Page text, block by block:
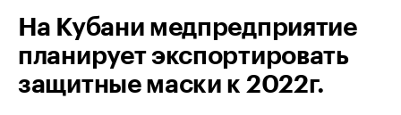
На Кубани медпредприятие
планирует экспортировать
защитные маски к 2022г.